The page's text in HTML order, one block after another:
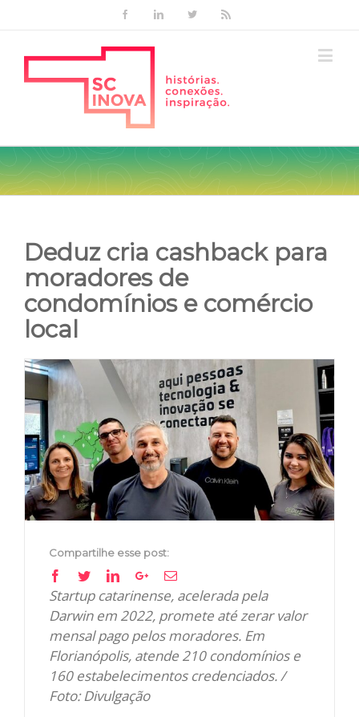
FacebookLinkedinTwitter
Deduz cria cashback para
moradores de
condomínios e comércio
local
View
Larger
Image
Compartilhe esse post:
Facebook
TwitterLinkedinGoogle+Email
Startup catarinense, acelerada pela
Darwin em 2022, promete até zerar valor
mensal pago pelos moradores. Em
Florianópolis, atende 210 condomínios e
160 estabelecimentos credenciados. /
Foto: Divulgação